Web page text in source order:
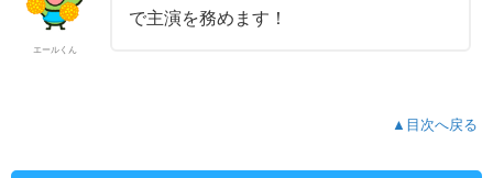
エールくん
で主演を務めます！
▲目次へ戻る